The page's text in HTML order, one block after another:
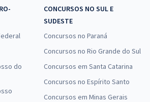
do
CONCURSOS NO SUL E
SUDESTE
Concursos no Paraná
Concursos no Rio Grande do Sul
Concursos em Santa Catarina
Concursos no Espírito Santo
Concursos em Minas Gerais